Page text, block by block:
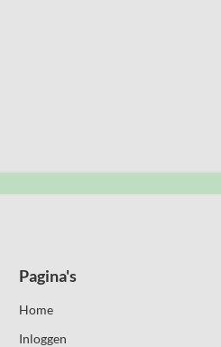
Pagina's
Home
Inloggen